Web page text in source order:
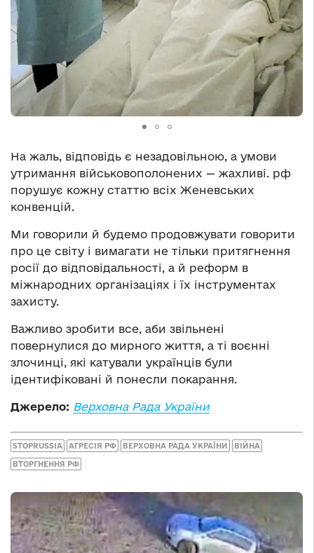
На жаль, відповідь є незадовільною, а умови
утримання військовополонених — жахливі. рф
порушує кожну статтю всіх Женевських
конвенцій.
Ми говорили й будемо продовжувати говорити
про це світу і вимагати не тільки притягнення
росії до відповідальності, а й реформ в
міжнародних організаціях і їх інструментах
захисту.
Важливо зробити все, аби звільнені
повернулися до мирного життя, а ті воєнні
злочинці, які катували українців були
ідентифіковані й понесли покарання.
Джерело: Верховна Рада України
STOPRUSSIA АГРЕСІЯ РФ ВЕРХОВНА РАДА УКРАЇНИ ВІЙНА
ВТОРГНЕННЯ РФ